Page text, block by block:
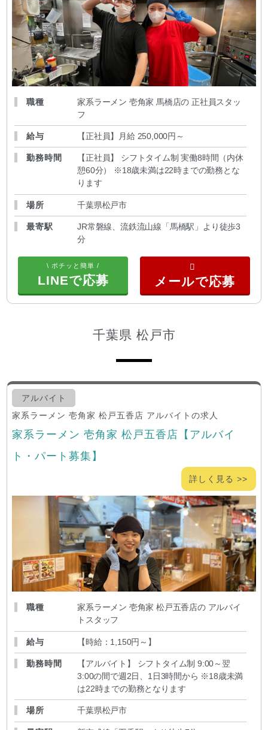
職種
家系ラーメン 壱角家 馬橋店の 正社員スタッ
フ
給与 【正社員】月給 250,000円～
勤務時間
【正社員】 シフトタイム制 実働8時間（内休
憩60分） ※18歳未満は22時までの勤務とな
ります
場所 千葉県松戸市
最寄駅
JR常磐線、流鉄流山線「馬橋駅」より徒歩3
分
\ ポチッと簡単 /
LINEで応募
千葉県 松戸市
アルバイト
家系ラーメン 壱角家 松戸五香店 アルバイトの求人
家系ラーメン 壱角家 松戸五香店【アルバイ
ト・パート募集】
詳しく見る >>
職種
家系ラーメン 壱角家 松戸五香店の アルバイ
トスタッフ
給与 【時給：1,150円～ 】
勤務時間
【アルバイト】 シフトタイム制 9:00～翌
3:00の間で週2日、1日3時間から ※18歳未満
は22時までの勤務となります
場所 千葉県松戸市